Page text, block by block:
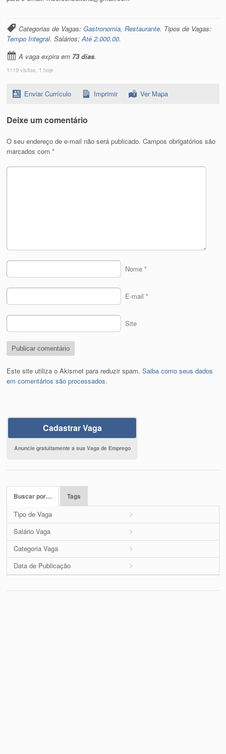
Categorias de Vagas:Gastronomia, Restaurante. Tipos de Vagas:
Tempo Integral. Salários:Até 2.000,00.
A vaga expira em 73 dias.
1119 visitas, 1 hoje
Enviar Currículo Imprimir Ver Mapa
Deixe um comentário
O seu endereço de e-mail não será publicado. Campos obrigatórios são
marcados com*
Nome *
E-mail *
Site
Este site utiliza o Akismet para reduzir spam.Saiba como seus dados
em comentários são processados.
Cadastrar Vaga
Anuncie gratuitamente a sua Vaga de Emprego
Buscar por… Tags
Tipo de Vaga
Salário Vaga
Categoria Vaga
Data de Publicação